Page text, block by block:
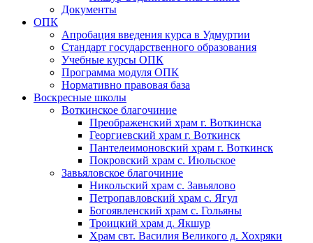
Документы
ОПК
Апробация введения курса в Удмуртии
Стандарт государственного образования
Учебные курсы ОПК
Программа модуля ОПК
Нормативно правовая база
Воскресные школы
Воткинское благочиние
Преображенский храм г. Воткинска
Георгиевский храм г. Воткинск
Пантелеимоновский храм г. Воткинск
Покровский храм с. Июльское
Завьяловское благочиние
Никольский храм с. Завьялово
Петропавловский храм с. Ягул
Богоявленский храм с. Гольяны
Троицкий храм д. Якшур
Храм свт. Василия Великого д. Хохряки